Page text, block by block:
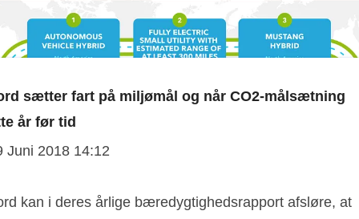
sætter fart på miljømål og når CO2-målsætning
år før tid
Juni 2018 14:12
kan i deres årlige bæredygtighedsrapport afsløre, at